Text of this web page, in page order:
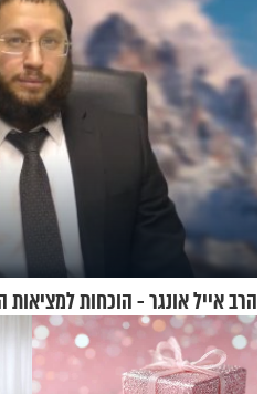
הרב אייל אונגר - הוכחות למציאות